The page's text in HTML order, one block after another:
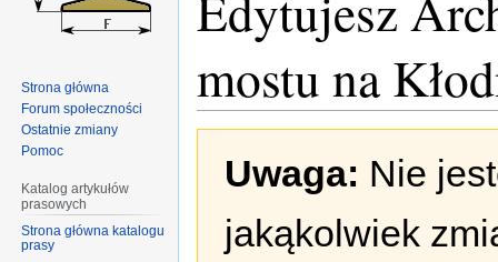
mostu na
nawigacji
wyszukiwania
Uwaga: Nie
jakąkolwiek
Strona główna
Forum społeczności
Ostatnie zmiany
Pomoc
Katalog artykułów
prasowych
Strona główna katalogu
prasy